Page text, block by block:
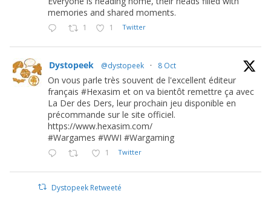
memories and shared moments.
1 1 Twitter
Dystopeek @dystopeek · 8 Oct
On vous parle très souvent de l'excellent éditeur
français #Hexasim et on va bientôt remettre ça avec
La Der des Ders, leur prochain jeu disponible en
précommande sur le site officiel.
https://www.hexasim.com/
#Wargames #WWI #Wargaming
1 Twitter
Dystopeek Retweeté